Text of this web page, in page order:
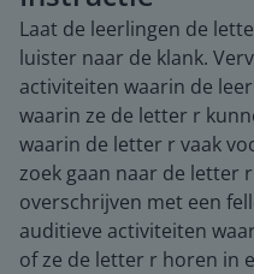
Laat de leerlingen de
luister naar de klank.
activiteiten waarin de
waarin ze de letter r
waarin de letter r vaak
zoek gaan naar de letter
overschrijven met een
auditieve activiteiten
of ze de letter r horen in